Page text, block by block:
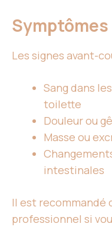
Les signes avant-
Sang dans
toilette
Douleur ou
Masse ou
intestinales
Il est recommandé
professionnel si